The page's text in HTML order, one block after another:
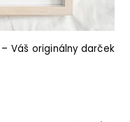
Váš originálny darček